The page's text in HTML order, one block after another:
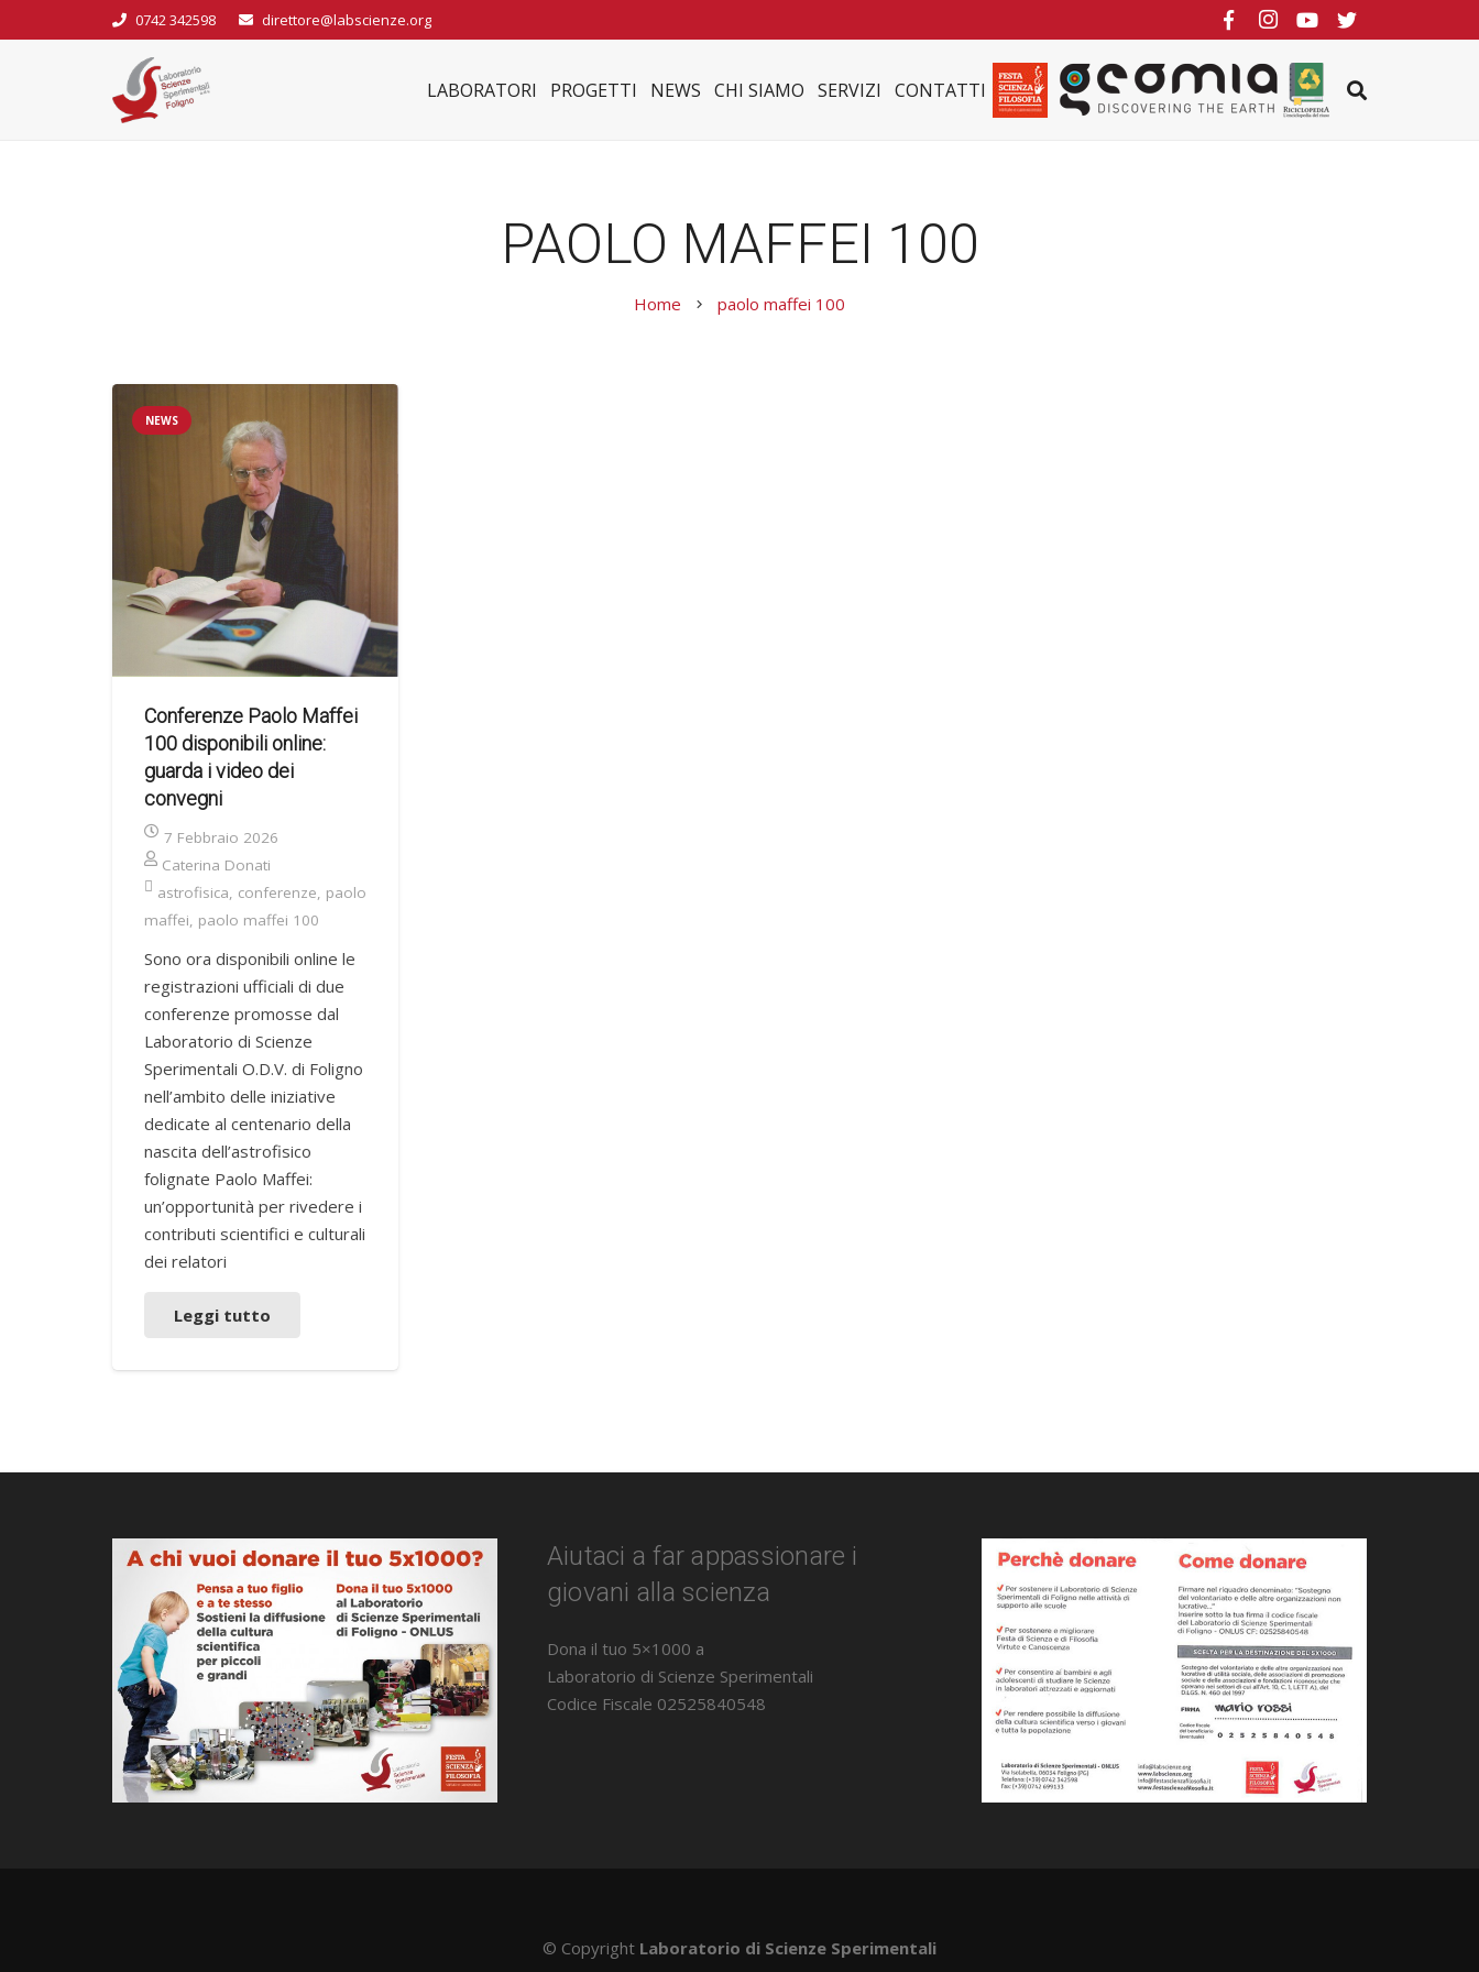
0742 342598 direttore@labscienze.org
LABORATORI PROGETTI NEWS CHI SIAMO SERVIZI CONTATTI
PAOLO MAFFEI 100
Home keyboard_arrow_right paolo maffei 100
NEWS
Conferenze Paolo Maffei
100 disponibili online:
guarda i video dei
convegni
7 Febbraio 2026
Caterina Donati
astrofisica, conferenze, paolo
maffei, paolo maffei 100
Sono ora disponibili online le
registrazioni ufficiali di due
conferenze promosse dal
Laboratorio di Scienze
Sperimentali O.D.V. di Foligno
nell’ambito delle iniziative
dedicate al centenario della
nascita dell’astrofisico
folignate Paolo Maffei:
un’opportunità per rivedere i
contributi scientifici e culturali
dei relatori
Leggi tutto
Aiutaci a far appassionare i
giovani alla scienza
Dona il tuo 5×1000 a
Laboratorio di Scienze Sperimentali
Codice Fiscale 02525840548
© Copyright Laboratorio di Scienze Sperimentali